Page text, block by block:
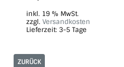
inkl. 19 % MwSt.
zzgl. Versandkosten
Lieferzeit: 3-5 Tage
ZURÜCK